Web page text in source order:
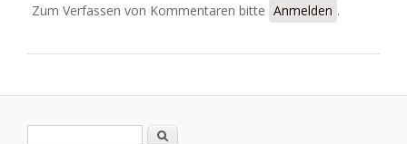
Zum Verfassen von Kommentaren bitte Anmelden .
Suche